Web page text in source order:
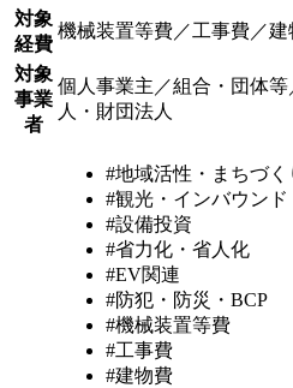
対象
経費
機械装置等費／工事費／建
対象
事業
者
個人事業主／組合・団体
人・財団法人
#地域活性・まちづく
#観光・インバウンド
#設備投資
#省力化・省人化
#EV関連
#防犯・防災・BCP
#機械装置等費
#工事費
#建物費